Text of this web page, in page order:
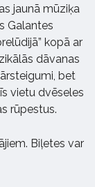
jaunā mūziķa
Galantes
kopā ar
dāvanas
bet
vietu dvēseles
rūpestus.
Biļetes var